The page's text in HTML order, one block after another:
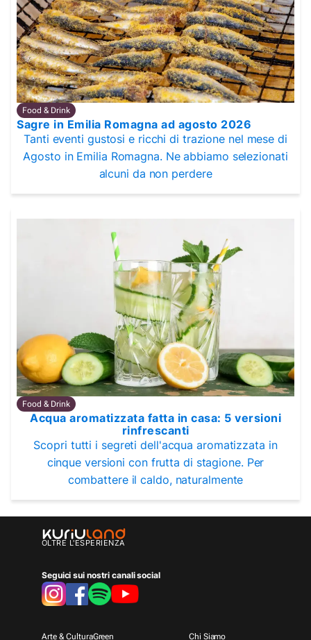
Food & Drink
Sagre in Emilia Romagna ad agosto 2026
Tanti eventi gustosi e ricchi di trazione nel mese di
Agosto in Emilia Romagna. Ne abbiamo selezionati
alcuni da non perdere
Food & Drink
Acqua aromatizzata fatta in casa: 5 versioni
rinfrescanti
Scopri tutti i segreti dell'acqua aromatizzata in
cinque versioni con frutta di stagione. Per
combattere il caldo, naturalmente
OLTRE L'ESPERIENZA
Seguici sui nostri canali social
Arte & CulturaGreen Chi Siamo